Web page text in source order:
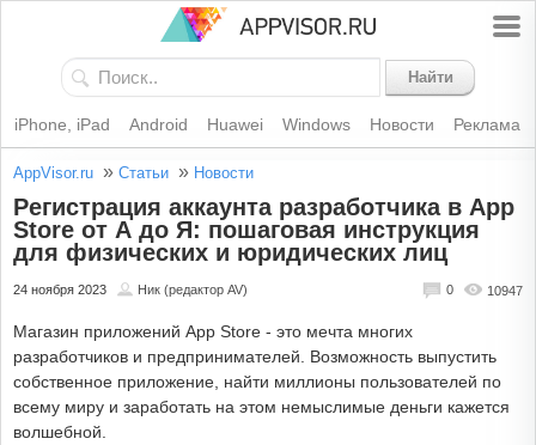
Найти
iPhone, iPad Android Huawei Windows Новости Реклама
AppVisor.ru » Статьи » Новости
Регистрация аккаунта разработчика в App
Store от А до Я: пошаговая инструкция
для физических и юридических лиц
24 ноября 2023 Ник (редактор AV) 10947
0
Магазин приложений App Store - это мечта многих
разработчиков и предпринимателей. Возможность выпустить
собственное приложение, найти миллионы пользователей по
всему миру и заработать на этом немыслимые деньги кажется
волшебной.